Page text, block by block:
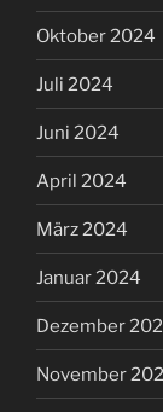
Oktober 2024
Juli 2024
Juni 2024
April 2024
März 2024
Januar 2024
Dezember
November